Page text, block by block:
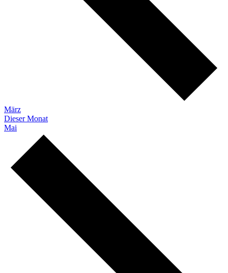
März
Dieser Monat
Mai